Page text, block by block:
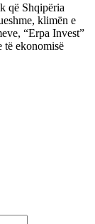
që Shqipëria
klimën e
“Erpa Invest”
të ekonomisë